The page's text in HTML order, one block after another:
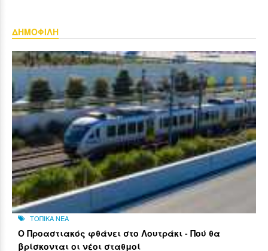
ΔΗΜΟΦΙΛΗ
ΤΟΠΙΚΑ ΝΕΑ
Ο Προαστιακός φθάνει στο Λουτράκι - Πού θα
βρίσκονται οι νέοι σταθμοί